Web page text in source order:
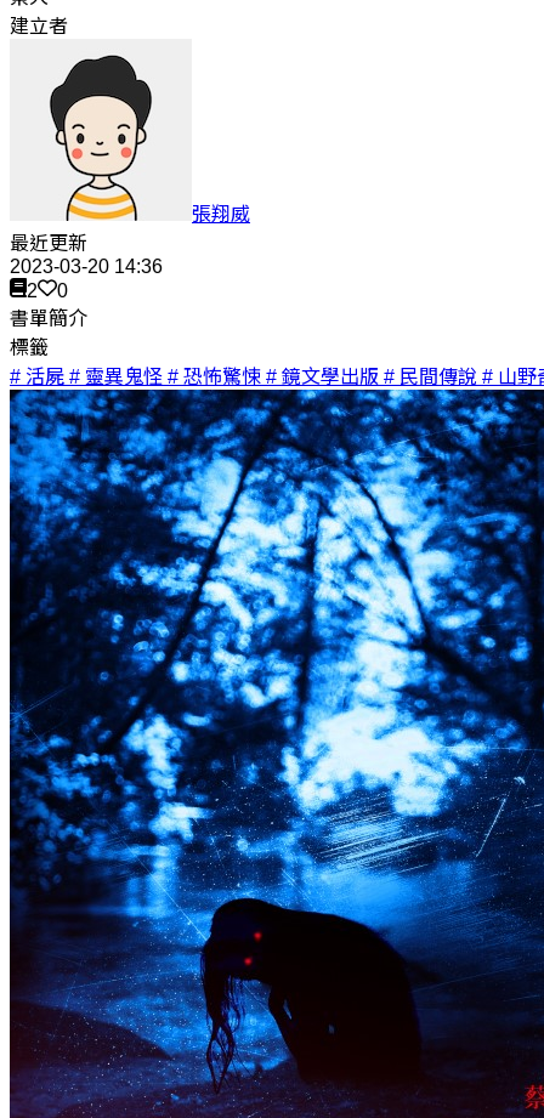
建立者
張翔威
最近更新
2023-03-20 14:36
2
0
書單簡介
標籤
# 活屍 # 靈異鬼怪 # 恐怖驚悚 # 鏡文學出版 # 民間傳說 # 山野